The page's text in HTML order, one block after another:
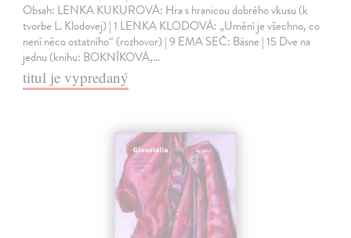
Obsah: LENKA KUKUROVÁ: Hra s hranicou dobrého vkusu (k
tvorbe L. Klodovej) | 1 LENKA KLODOVÁ: „Umění je všechno, co
není něco ostatního“ (rozhovor) | 9 EMA SEČ: Básne | 15 Dve na
jednu (knihu: BOKNÍKOVÁ,…
titul je vypredaný